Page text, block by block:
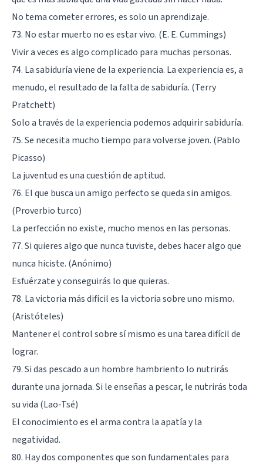
No tema cometer errores, es solo un aprendizaje.
73. No estar muerto no es estar vivo. (E. E. Cummings)
Vivir a veces es algo complicado para muchas personas.
74. La sabiduría viene de la experiencia. La experiencia es, a
menudo, el resultado de la falta de sabiduría. (Terry
Pratchett)
Solo a través de la experiencia podemos adquirir sabiduría.
75. Se necesita mucho tiempo para volverse joven. (Pablo
Picasso)
La juventud es una cuestión de aptitud.
76. El que busca un amigo perfecto se queda sin amigos.
(Proverbio turco)
La perfección no existe, mucho menos en las personas.
77. Si quieres algo que nunca tuviste, debes hacer algo que
nunca hiciste. (Anónimo)
Esfuérzate y conseguirás lo que quieras.
78. La victoria más difícil es la victoria sobre uno mismo.
(Aristóteles)
Mantener el control sobre sí mismo es una tarea difícil de
lograr.
79. Si das pescado a un hombre hambriento lo nutrirás
durante una jornada. Si le enseñas a pescar, le nutrirás toda
su vida (Lao-Tsé)
El conocimiento es el arma contra la apatía y la
negatividad.
80. Hay dos componentes que son fundamentales para